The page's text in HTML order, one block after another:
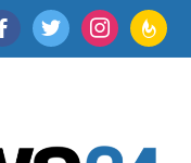
twitter instagram